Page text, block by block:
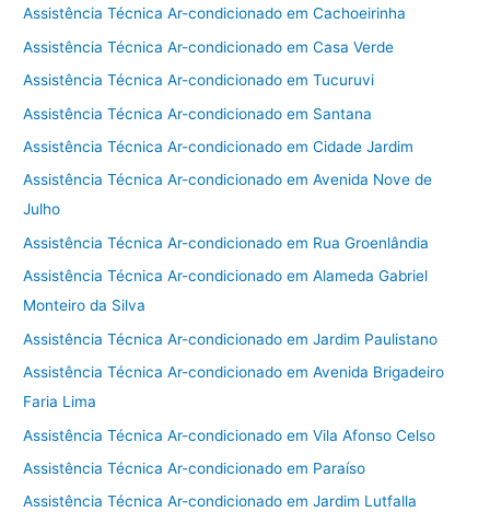
Assistência Técnica Ar-condicionado em Cachoeirinha
Assistência Técnica Ar-condicionado em Casa Verde
Assistência Técnica Ar-condicionado em Tucuruvi
Assistência Técnica Ar-condicionado em Santana
Assistência Técnica Ar-condicionado em Cidade Jardim
Assistência Técnica Ar-condicionado em Avenida Nove de
Julho
Assistência Técnica Ar-condicionado em Rua Groenlândia
Assistência Técnica Ar-condicionado em Alameda Gabriel
Monteiro da Silva
Assistência Técnica Ar-condicionado em Jardim Paulistano
Assistência Técnica Ar-condicionado em Avenida Brigadeiro
Faria Lima
Assistência Técnica Ar-condicionado em Vila Afonso Celso
Assistência Técnica Ar-condicionado em Paraíso
Assistência Técnica Ar-condicionado em Jardim Lutfalla